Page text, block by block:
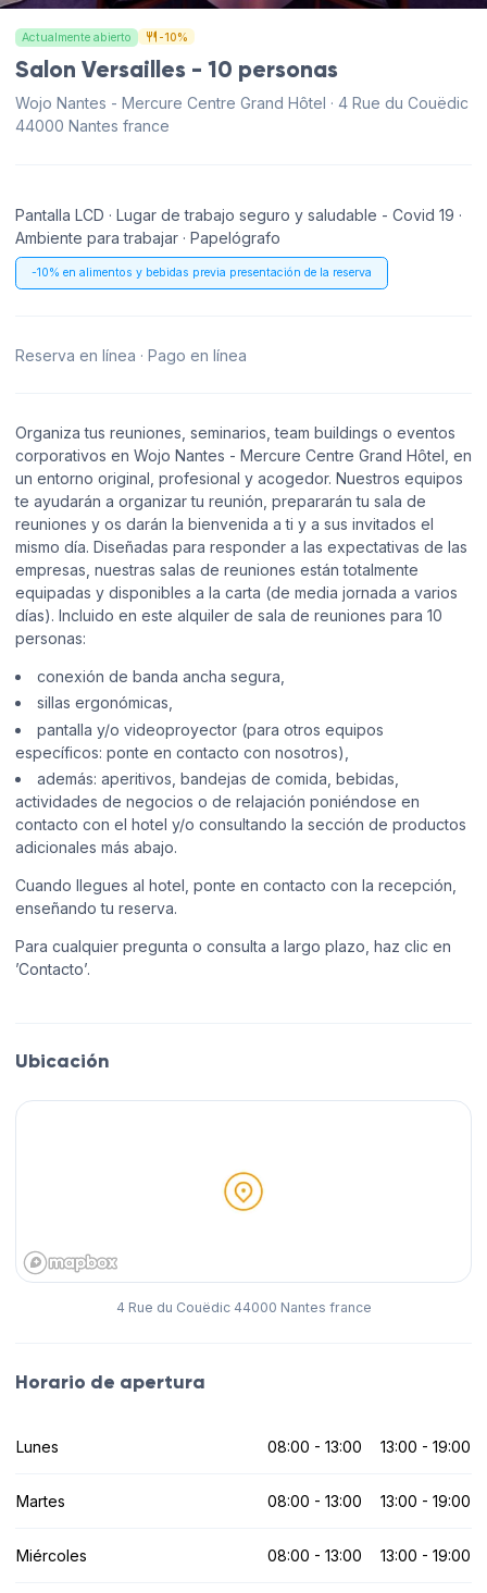
Actualmente abierto -10%
Salon Versailles - 10 personas
Wojo Nantes - Mercure Centre Grand Hôtel · 4 Rue du Couëdic
44000 Nantes france
Pantalla LCD · Lugar de trabajo seguro y saludable - Covid 19 ·
Ambiente para trabajar · Papelógrafo
-10% en alimentos y bebidas previa presentación de la reserva
Reserva en línea · Pago en línea
Organiza tus reuniones, seminarios, team buildings o eventos
corporativos en Wojo Nantes - Mercure Centre Grand Hôtel, en
un entorno original, profesional y acogedor. Nuestros equipos
te ayudarán a organizar tu reunión, prepararán tu sala de
reuniones y os darán la bienvenida a ti y a sus invitados el
mismo día. Diseñadas para responder a las expectativas de las
empresas, nuestras salas de reuniones están totalmente
equipadas y disponibles a la carta (de media jornada a varios
días). Incluido en este alquiler de sala de reuniones para 10
personas:
conexión de banda ancha segura,
sillas ergonómicas,
pantalla y/o videoproyector (para otros equipos
específicos: ponte en contacto con nosotros),
además: aperitivos, bandejas de comida, bebidas,
actividades de negocios o de relajación poniéndose en
contacto con el hotel y/o consultando la sección de productos
adicionales más abajo.
Cuando llegues al hotel, ponte en contacto con la recepción,
enseñando tu reserva.
Para cualquier pregunta o consulta a largo plazo, haz clic en
’Contacto’.
Ubicación
4 Rue du Couëdic 44000 Nantes france
Horario de apertura
Lunes 08:00 - 13:00 13:00 - 19:00
Martes 08:00 - 13:00 13:00 - 19:00
Miércoles 08:00 - 13:00 13:00 - 19:00